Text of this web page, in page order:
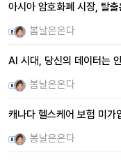
아시아 암호화폐 시장, 탈
봄날은온다
AI 시대, 당신의 데이터는
봄날은온다
캐나다 헬스케어 보험 미
봄날은온다